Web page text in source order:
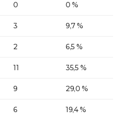
0 0 %
3 9,7 %
2 6,5 %
11 35,5 %
9 29,0 %
6 19,4 %